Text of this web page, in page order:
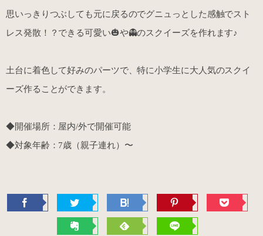
思いっきりつぶしても元に戻るのでグニュっとした感触でスト
レス発散！？できる可愛い🎃や👻のスクイーズを作れます♪
土台に着色して好みのパーツで、特に小学生に大人気のスクイ
ーズ作ることができます。
◆開催場所：屋内/外で開催可能
◆対象年齢：7歳（親子連れ）〜